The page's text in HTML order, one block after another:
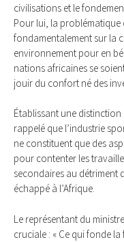
civilisations et le
Pour lui, la problématique
fondamentalement sur la
environnement pour en
nations africaines se
jouir du confort né des
Établissant une distinction
rappelé que l’industrie
ne constituent que des
pour contenter les
secondaires au détriment
échappé à l’Afrique.
Le représentant du
cruciale : « Ce qui fonde